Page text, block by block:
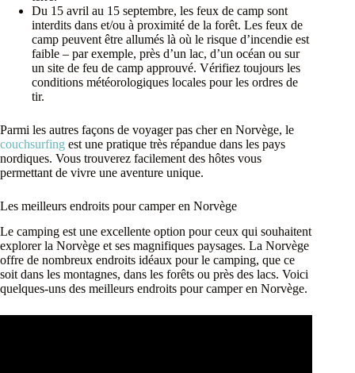
Du 15 avril au 15 septembre, les feux de camp sont
interdits dans et/ou à proximité de la forêt. Les feux de
camp peuvent être allumés là où le risque d’incendie est
faible – par exemple, près d’un lac, d’un océan ou sur
un site de feu de camp approuvé. Vérifiez toujours les
conditions météorologiques locales pour les ordres de
tir.
Parmi les autres façons de voyager pas cher en Norvège, le
couchsurfing est une pratique très répandue dans les pays
nordiques. Vous trouverez facilement des hôtes vous
permettant de vivre une aventure unique.
Les meilleurs endroits pour camper en Norvège
Le camping est une excellente option pour ceux qui souhaitent
explorer la Norvège et ses magnifiques paysages. La Norvège
offre de nombreux endroits idéaux pour le camping, que ce
soit dans les montagnes, dans les forêts ou près des lacs. Voici
quelques-uns des meilleurs endroits pour camper en Norvège.